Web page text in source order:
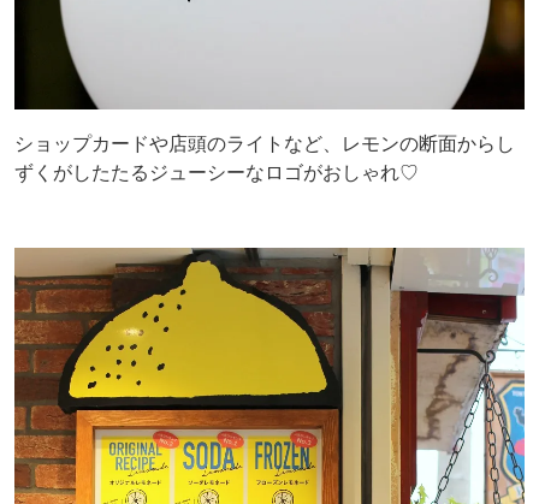
ショップカードや店頭のライトなど、レモンの断面からし
ずくがしたたるジューシーなロゴがおしゃれ♡